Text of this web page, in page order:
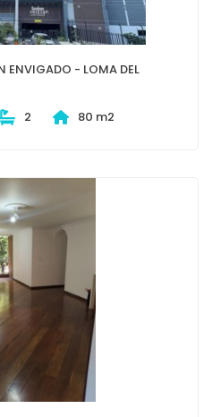
ENVIGADO - LOMA DEL
2 80 m2